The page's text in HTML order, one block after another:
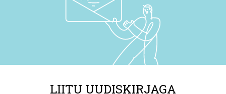
LIITU UUDISKIRJAGA